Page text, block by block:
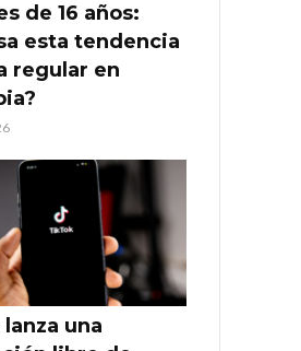
de 16 años:
esta tendencia
regular en
una